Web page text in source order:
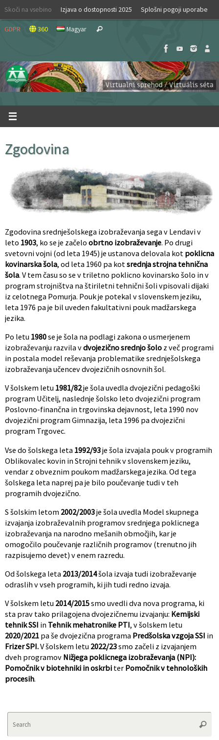
Skip
content
Skoči na vsebino Izjava o dostopnosti 2025 Splošni pogoji uporabe
GDPR 360 Magyar Search
Zgodovina
Zgodovina srednješolskega izobraževanja sega v Lendavi v
leto 1903, ko se je začelo obrtno izobraževanje. Po drugi
svetovni vojni (od leta 1945) je ustanova delovala kot poklicna
kovinarska šola, od leta 1960 pa kotsrednja strojna tehnična
šola. V tem času so se v triletno poklicno kovinarsko šolo in v
program strojništva na štiriletni tehnični šoli vpisovali dijaki
iz celotnega Pomurja. Pouk je potekal v slovenskem jeziku,
leta 1976 pa je bil uveden fakultativni pouk madžarskega
jezika.
Po letu 1980se je šola na podlagi zakona o usmerjenem
izobraževanju razvila vdvojezično srednjo šolo z več programi
in postala model reševanja problematike srednješolskega
izobraževanja učencev dvojezičnih osnovnih šol.
V šolskem letu 1981/82je šola uvedla dvojezični pedagoški
program Učitelj, naslednje šolsko leto dvojezični program
Poslovno-finančna in trgovinska dejavnost, leta 1990 nov
dvojezični program Gimnazija, leta 1996 pa dvojezični
program Trgovec.
Vse do šolskega leta 1992/93je šola izvajala pouk v programih
Oblikovalec kovin in Strojni tehnik v slovenskem jeziku,
vendar z obveznim poukom madžarskega jezika. Od tega
šolskega leta naprej pa je bilo poučevanje tudi v teh
programih dvojezično.
S šolskim letom 2002/2003je šola uvedla Model skupnega
izvajanja izobraževalnih programov srednjega poklicnega
izobraževanja na narodno mešanih območjih, kar je
omogočilo poučevanje različnih programov (trenutno jih
razpisujemo devet) v enem razredu.
Od šolskega leta 2013/2014šola izvaja tudi izobraževanje
odraslih v vseh programih, ki jih tudi redno izvaja.
V šolskem letu 2014/2015smo uvedli dva nova programa, ki
sta prav tako prilagojena dvojezičnemu izvajanju: Kemijski
tehnik SSI in Tehnik mehatronike PTI, v šolskem letu
2020/2021 pa še dvojezična programa Predšolska vzgoja SSI in
Frizer SPI.V šolskem letu 2022/23smo začeli z izvajanjem
dveh programov Nižjega poklicnega izobraževanja (NPI):
Pomočnik v biotehniki in oskrbi ter Pomočnik v tehnoloških
procesih.